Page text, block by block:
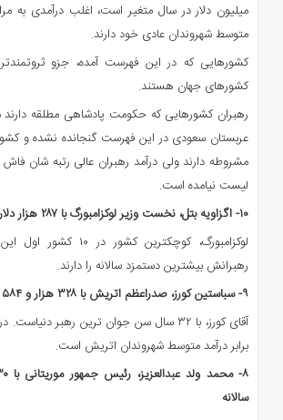
میلیون دلار در سال متغیر است، اغلب درآمدی به
متوسط شهروندان عادی خود دارند.
کشورهایی که در این فهرست آمده، جزو
کشورهای جهان هستند.
رهبران کشورهایی که حکومت پادشاهی مطلقه دارند
عربستان سعودی در این فهرست گنجانده نشده و
مشروطه دارند ولی درآمد رهبران عالی رتبه شان
لیست نیامده است.
۱۰- اگزاویه بتل، نخست وزیر لوکزامبورگ با ۲۸۷ هزار
لوکزامبورگ، کوچکترین
رهبرانش بیشترین دستمزد سالانه را دارند.
۹- سباستین کورز، صدراعظم اتریش با ۳۲۸هزار و۵۸۴
آقای کورز، با ۳۲ سال سن جوان ترین رهبر
برابر درآمد متوسط شهروندان اتریش است.
۸- محمد ولد عبدالعزیز، رئیس جمهور موریتانی با
سالانه